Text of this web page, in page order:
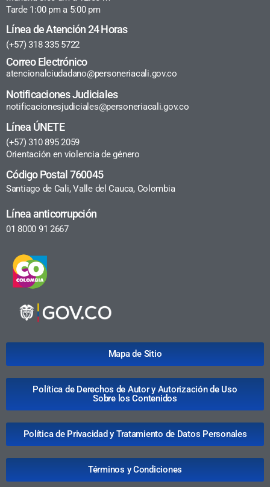
Tarde 1:00 pm a 5:00 pm
Línea de Atención 24 Horas
(+57) 318 335 5722
Correo Electrónico
atencionalciudadano@personeriacali.gov.co
Notificaciones Judiciales
notificacionesjudiciales@personeriacali.gov.co
Línea ÚNETE
(+57) 310 895 2059
Orientación en violencia de género
Código Postal 760045
Santiago de Cali, Valle del Cauca, Colombia
Línea anticorrupción
01 8000 91 2667
Mapa de Sitio
Política de Derechos de Autor y Autorización de Uso
Sobre los Contenidos
Política de Privacidad y Tratamiento de Datos Personales
Términos y Condiciones